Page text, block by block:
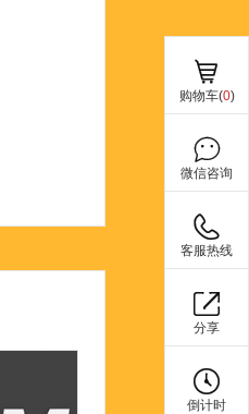
购物车(0)
微信咨询
客服热线
分享
倒计时